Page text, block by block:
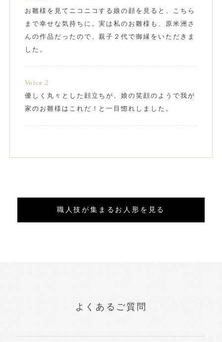
お雛様を見てニコニコする娘の顔を見ると、こちら
まで幸せな気持ちに。実は私のお雛様も、原米洲さ
んの作品だったので、親子２代で御縁をいただきま
した。
Voice.2
優しく丸々とした顔立ちが、娘の笑顔のようで我が
家のお雛様はこれだ！と一目惚れしました。
職人技が集まるお人形を見る
よくあるご質問